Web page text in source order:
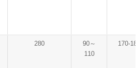
280
90～
110
170-